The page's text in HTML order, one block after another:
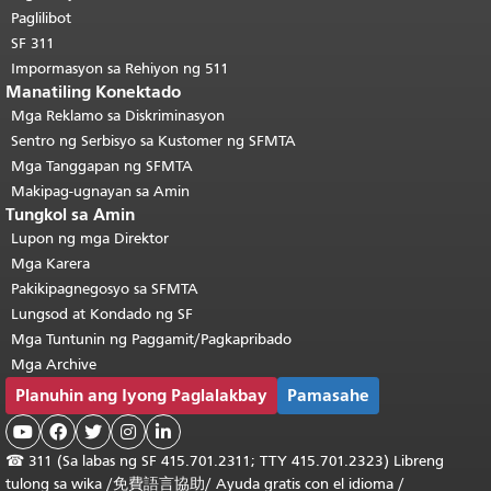
pangunahing nilalaman
Paglilibot
SF 311
Impormasyon sa Rehiyon ng 511
Manatiling Konektado
Mga Reklamo sa Diskriminasyon
Sentro ng Serbisyo sa Kustomer ng SFMTA
Mga Tanggapan ng SFMTA
Makipag-ugnayan sa Amin
Tungkol sa Amin
Lupon ng mga Direktor
Mga Karera
Pakikipagnegosyo sa SFMTA
Lungsod at Kondado ng SF
Mga Tuntunin ng Paggamit/Pagkapribado
Mga Archive
Planuhin ang Iyong Paglalakbay Pamasahe
    
☎ 311 (Sa labas ng SF 415.701.2311; TTY 415.701.2323) Libreng
tulong sa wika /免費語言協助/ Ayuda gratis con el idioma /